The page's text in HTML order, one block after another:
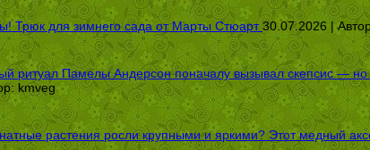
Трюк для зимнего сада от Марты Стюарт 30.07.2026 |
ритуал Памелы Андерсон поначалу вызывал скепсис — но
kmveg
растения росли крупными и яркими? Этот медный